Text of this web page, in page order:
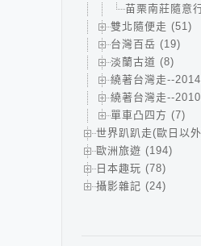
苗栗南莊隨意
雙北隨便走 (51)
台灣百岳 (19)
淡蘭古道 (8)
繞著台灣走--
繞著台灣走--
單車凸四方 (7)
世界趴趴走(歐日以
歐洲旅遊 (194)
日本趣玩 (78)
攝影雜記 (24)